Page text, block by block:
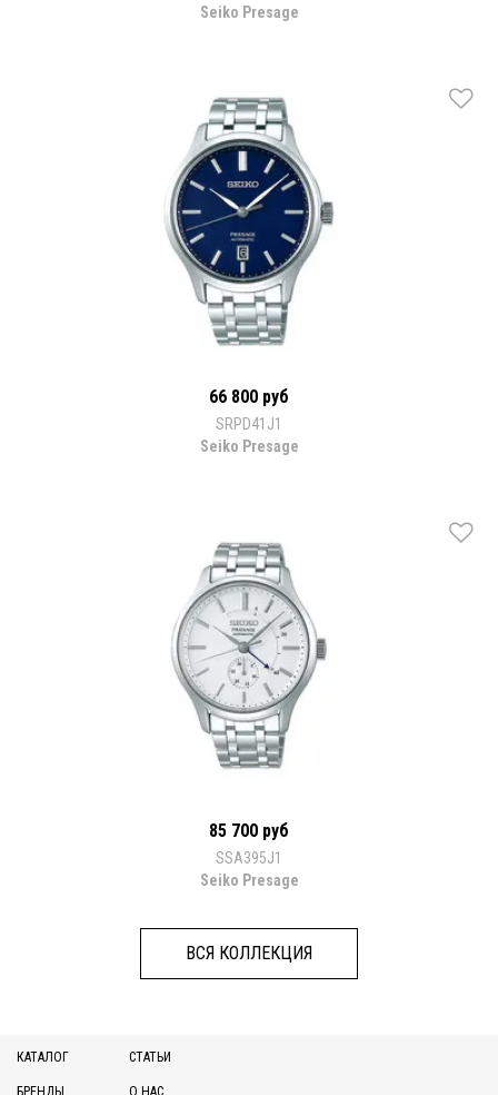
Seiko Presage
66 800 руб
SRPD41J1
Seiko Presage
85 700 руб
SSA395J1
Seiko Presage
ВСЯ КОЛЛЕКЦИЯ
КАТАЛОГ
БРЕНДЫ
СТАТЬИ
О НАС